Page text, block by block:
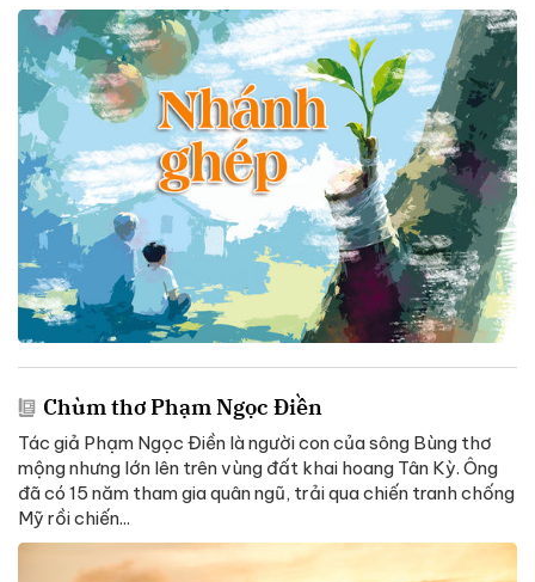
Chùm thơ Phạm Ngọc Điền
Tác giả Phạm Ngọc Điền là người con của sông Bùng thơ
mộng nhưng lớn lên trên vùng đất khai hoang Tân Kỳ. Ông
đã có 15 năm tham gia quân ngũ, trải qua chiến tranh chống
Mỹ rồi chiến...